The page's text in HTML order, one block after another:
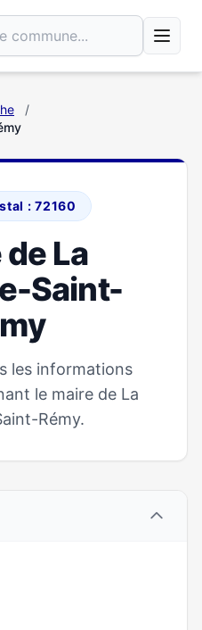
/
: 72160
La
Saint-
les informations
le maire de La
Rémy.